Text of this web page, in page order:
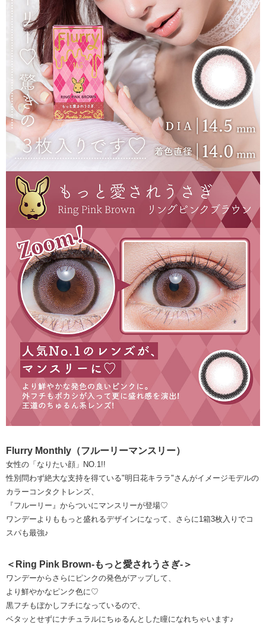
Flurry Monthly（フルーリーマンスリー）
女性の「なりたい顔」NO.1!!
性別問わず絶大な支持を得ている"明日花キララ"さんがイメージモデルの
カラーコンタクトレンズ、
『フルーリー』からついにマンスリーが登場♡
ワンデーよりももっと盛れるデザインになって、さらに1箱3枚入りでコ
スパも最強♪
＜Ring Pink Brown-もっと愛されうさぎ-＞
ワンデーからさらにピンクの発色がアップして、
より鮮やかなピンク色に♡
黒フチもぼかしフチになっているので、
ベタッとせずにナチュラルにちゅるんとした瞳になれちゃいます♪